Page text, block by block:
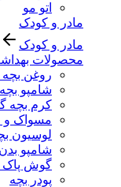
اتو مو
مادر و کودک
مادر و کودک
محصولات
روغن بچه
شامپو
کرم بچه
مسواک و
لوسیون
شامپو
گوش پاک
پودر بچه